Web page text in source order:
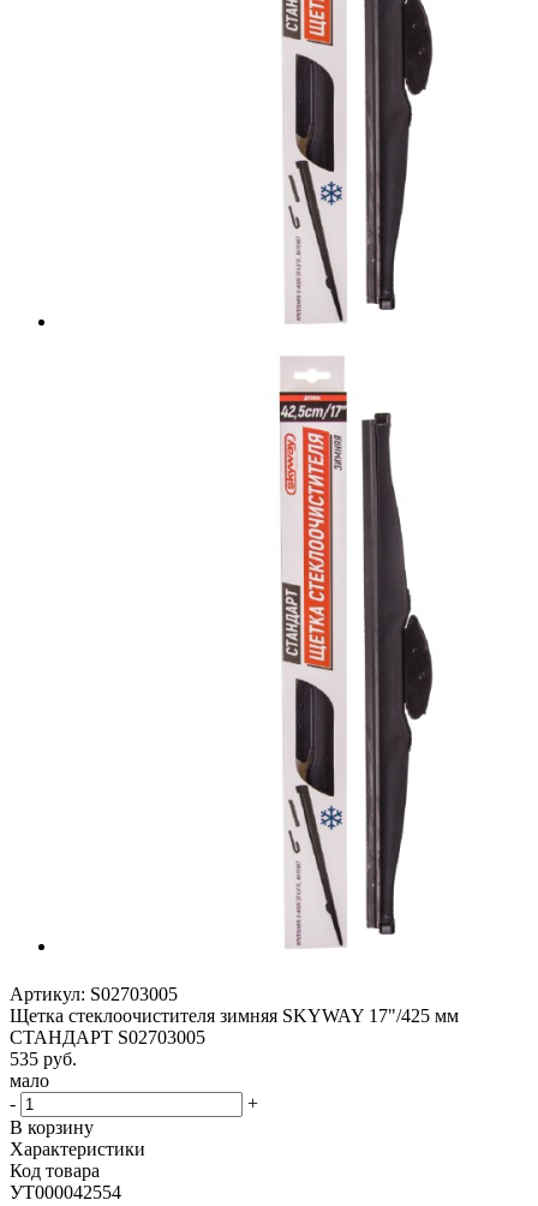
Артикул: S02703005
Щетка стеклоочистителя зимняя SKYWAY 17"/425 мм
СТАНДАРТ S02703005
535 руб.
мало
-
+
В корзину
Характеристики
Код товара
УТ000042554